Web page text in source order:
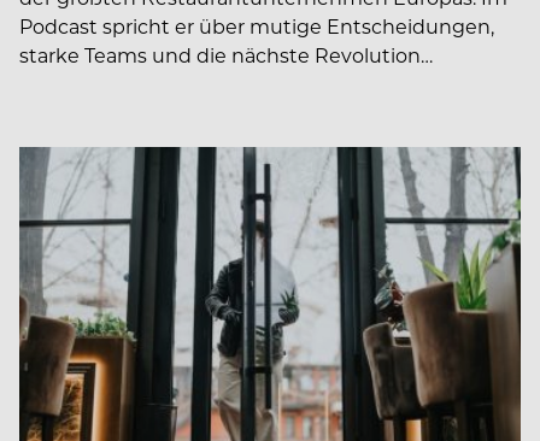
Podcast spricht er über mutige Entscheidungen,
starke Teams und die nächste Revolution…